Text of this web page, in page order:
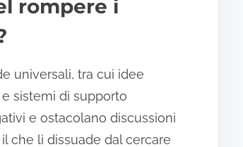
rompere i
universali, tra cui idee
sistemi di supporto
e ostacolano discussioni
che li dissuade dal cercare